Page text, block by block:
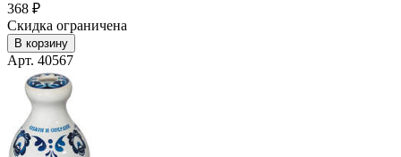
368 ₽
Скидка ограничена
В корзину
Арт. 40567